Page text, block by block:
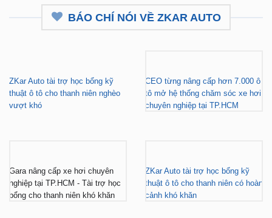
BÁO CHÍ NÓI VỀ ZKAR AUTO
ZKar Auto tài trợ học bổng kỹ
thuật ô tô cho thanh niên nghèo
vượt khó
CEO từng nâng cấp hơn 7.000 ô
tô mở hệ thống chăm sóc xe hơi
chuyên nghiệp tại TP.HCM
Gara nâng cấp xe hơi chuyên
nghiệp tại TP.HCM - Tài trợ học
bổng cho thanh niên khó khăn
ZKar Auto tài trợ học bổng kỹ
thuật ô tô cho thanh niên có hoàn
cảnh khó khăn